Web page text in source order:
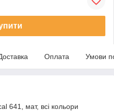
Оплата Умови
641, мат, всі кольори